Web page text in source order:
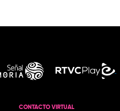
CONTACTO VIRTUAL